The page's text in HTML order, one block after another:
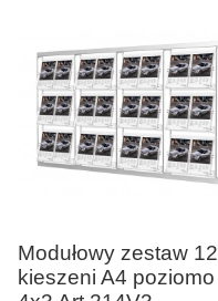
Modułowy zestaw 12
kieszeni A4 poziomo